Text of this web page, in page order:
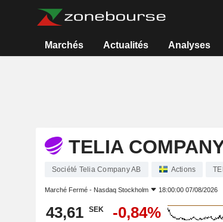
Marchés Actualités Analyses
TELIA
Société Telia Company AB Actions
Marché Fermé - Nasdaq Stockholm 18:00:00 07/08/2026
43,61 SEK -0,84%